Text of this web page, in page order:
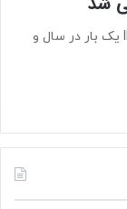
جایزه IEEE/PES PSO Transactions Prize Paper یک بار در سال و